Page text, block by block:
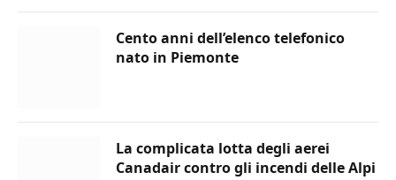
Cento anni dell’elenco telefonico
nato in Piemonte
La complicata lotta degli aerei
Canadair contro gli incendi delle Alpi